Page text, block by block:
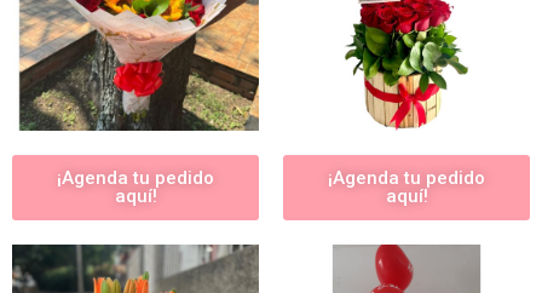
¡Agenda tu pedido
aquí!
¡Agenda tu pedido
aquí!